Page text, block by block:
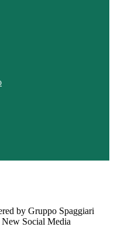
by Gruppo Spaggiari
Social Media